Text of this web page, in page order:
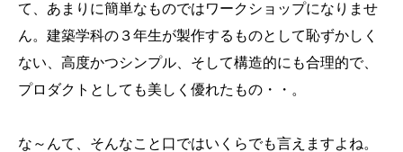
て、あまりに簡単なものではワークショップになりませ
ん。建築学科の３年生が製作するものとして恥ずかしく
ない、高度かつシンプル、そして構造的にも合理的で、
プロダクトとしても美しく優れたもの・・。
な～んて、そんなこと口ではいくらでも言えますよね。